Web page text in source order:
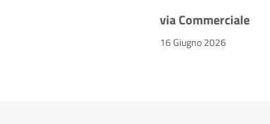
via Commerciale
16 Giugno 2026